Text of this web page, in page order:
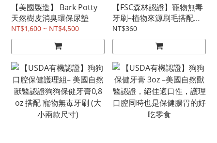
【美國製造】 Bark Potty
天然樹皮消臭環保尿墊
NT$1,600 ~ NT$4,500
【FSC森林認證】寵物無毒
牙刷–植物來源刷毛搭配天
然竹製刷柄 (大小兩款尺寸)
NT$360